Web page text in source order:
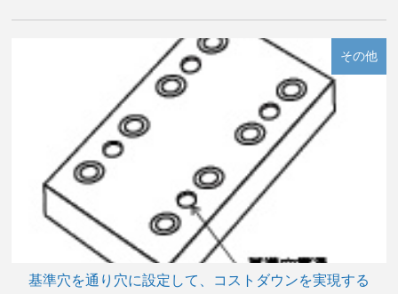
その他
基準穴を通り穴に設定して、コストダウンを実現する